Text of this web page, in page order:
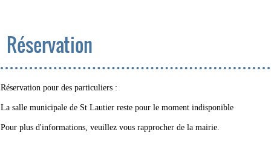
Réservation
Réservation pour des particuliers :
La salle municipale de St Lautier reste pour le moment indisponible
Pour plus d'informations, veuillez vous rapprocher de la mairie.